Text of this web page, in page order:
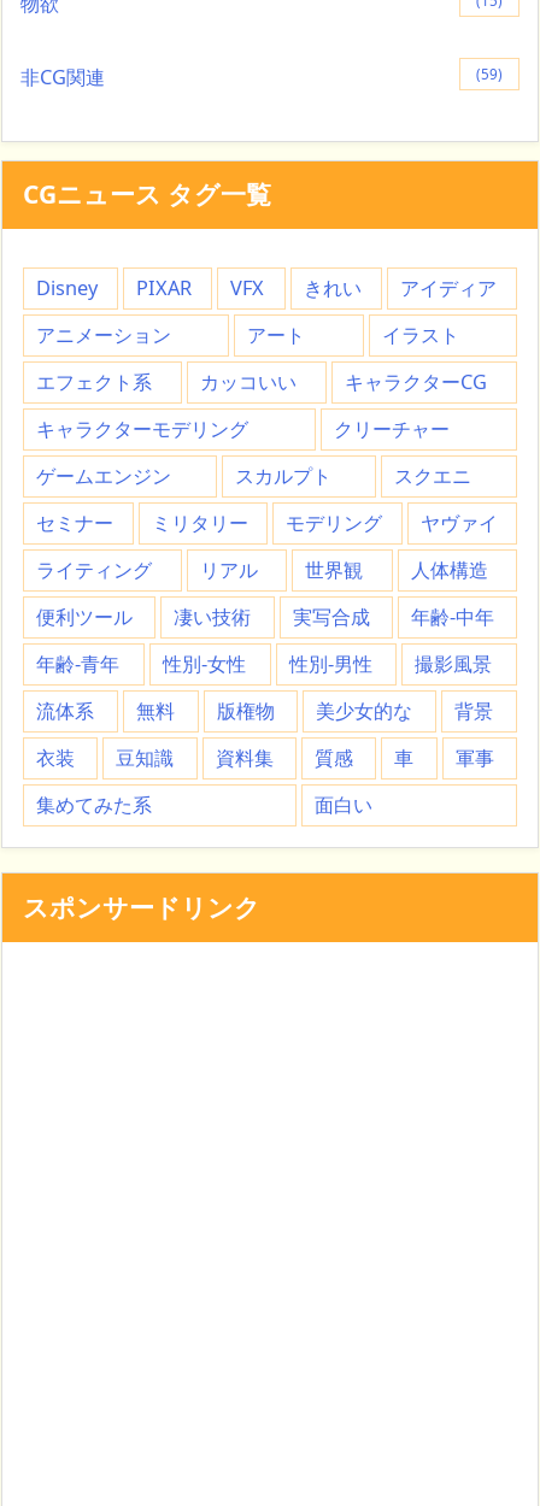
非CG関連 (59)
CGニュース タグ一覧
Disney PIXAR VFX きれい
アイディア
アニメーション
アート
イラスト
エフェクト系
カッコいい
キャラクターCG
キャラクターモデリング
クリーチャー
ゲームエンジン
スカルプト
スクエニ
セミナー
ミリタリー モデリング
ヤヴァイ
ライティング
リアル 世界観
人体構造
便利ツール
凄い技術 実写合成
年齢-中年
年齢-青年
性別-女性 性別-男性
撮影風景
流体系
無料 版権物 美少女的な
背景
衣装
豆知識 資料集 質感 車
軍事
集めてみた系
面白い
スポンサードリンク